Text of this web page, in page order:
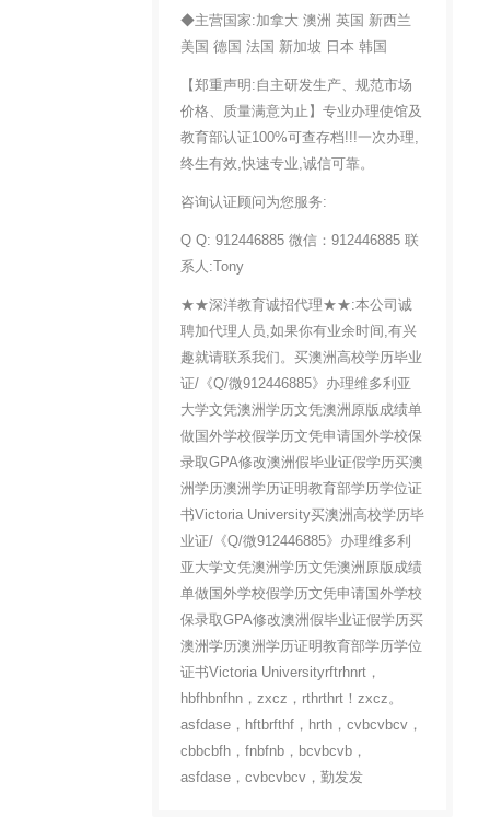
◆主营国家:加拿大 澳洲 英国 新西兰
美国 德国 法国 新加坡 日本 韩国
【郑重声明:自主研发生产、规范市场
价格、质量满意为止】专业办理使馆及
教育部认证100%可查存档!!!一次办理,
终生有效,快速专业,诚信可靠。
咨询认证顾问为您服务:
Q Q: 912446885 微信：912446885 联
系人:Tony
★★深洋教育诚招代理★★:本公司诚
聘加代理人员,如果你有业余时间,有兴
趣就请联系我们。买澳洲高校学历毕业
证/《Q/微912446885》办理维多利亚
大学文凭澳洲学历文凭澳洲原版成绩单
做国外学校假学历文凭申请国外学校保
录取GPA修改澳洲假毕业证假学历买澳
洲学历澳洲学历证明教育部学历学位证
书Victoria University买澳洲高校学历毕
业证/《Q/微912446885》办理维多利
亚大学文凭澳洲学历文凭澳洲原版成绩
单做国外学校假学历文凭申请国外学校
保录取GPA修改澳洲假毕业证假学历买
澳洲学历澳洲学历证明教育部学历学位
证书Victoria Universityrftrhnrt，
hbfhbnfhn，zxcz，rthrthrt！zxcz。
asfdase，hftbrfthf，hrth，cvbcvbcv，
cbbcbfh，fnbfnb，bcvbcvb，
asfdase，cvbcvbcv，勤发发